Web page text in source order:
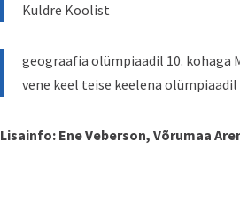
Kuldre Koolist
geograafia olümpiaadil 10. kohaga
vene keel teise keelena olümpiaadil
Lisainfo: Ene Veberson, Võrumaa